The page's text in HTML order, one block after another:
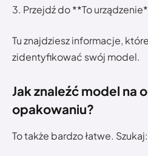
3. Przejdź do **To
Tu znajdziesz informacje,
zidentyfikować swój model.
Jak znaleźć model na
opakowaniu?
To także bardzo łatwe. Szukaj: